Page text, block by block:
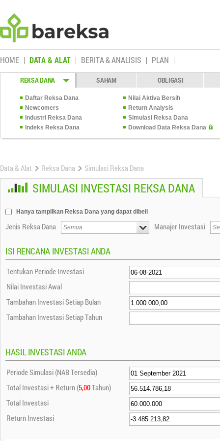
HOME DATA & ALAT BERITA & ANALISIS PLAN
REKSA DANA SAHAM OBLIGASI
Daftar Reksa Dana
Nilai Aktiva Bersih
Newcomers
Return Analysis
Industri Reksa Dana
Simulasi Reksa Dana
Indeks Reksa Dana
Download Data Reksa Dana
Data & Alat Reksa Dana Simulasi Reksa Dana
SIMULASI INVESTASI REKSA DANA
Hanya tampilkan Reksa Dana yang dapat dibeli
Jenis Reksa Dana Manajer Investasi
ISI RENCANA INVESTASI ANDA
Tentukan Periode Investasi
Nilai Investasi Awal
Tambahan Investasi Setiap Bulan
Tambahan Investasi Setiap Tahun
HASIL INVESTASI ANDA
Periode Simulasi (NAB Tersedia)
Total Investasi + Return (5,00Tahun)
Total Investasi
Return Investasi